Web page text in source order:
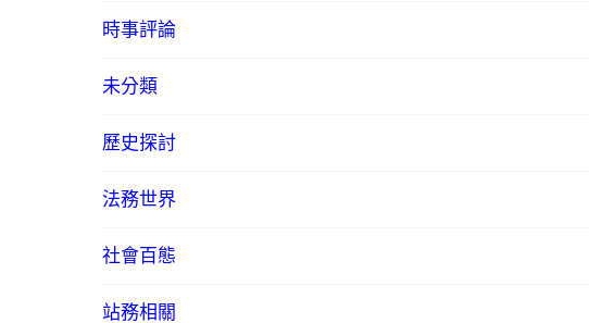
時事評論
未分類
歷史探討
法務世界
社會百態
站務相關